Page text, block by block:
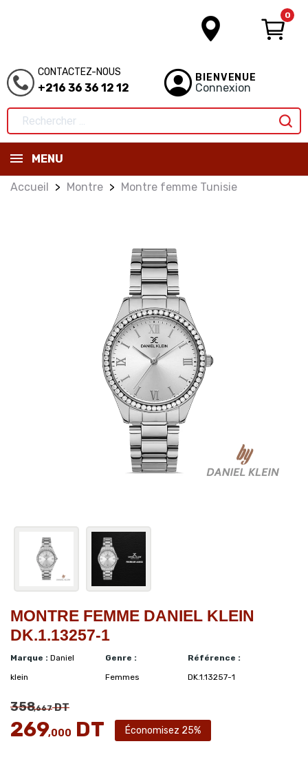
0
CONTACTEZ-NOUS
+216 36 36 12 12
BIENVENUE
Connexion
MENU
Accueil Montre Montre femme Tunisie
MONTRE FEMME DANIEL KLEIN
DK.1.13257-1
Marque : Daniel
klein
Genre :
Femmes
Référence :
DK.1.13257-1
358,667DT
269,000 DT Économisez 25%